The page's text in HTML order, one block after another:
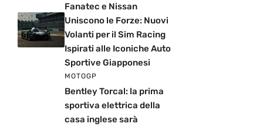
Fanatec e Nissan
Uniscono le Forze: Nuovi
Volanti per il Sim Racing
Ispirati alle Iconiche Auto
Sportive Giapponesi
MOTOGP
Bentley Torcal: la prima
sportiva elettrica della
casa inglese sarà